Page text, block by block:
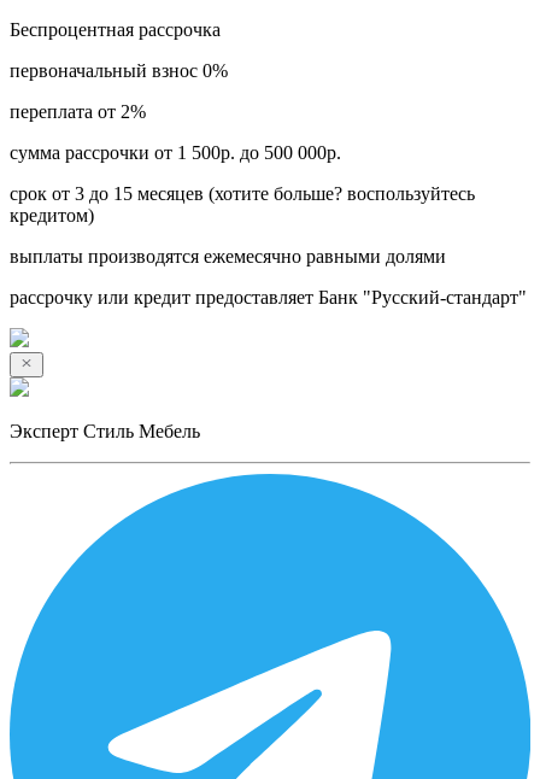
Беспроцентная рассрочка
первоначальный взнос 0%
переплата от 2%
сумма рассрочки от 1 500р. до 500 000р.
срок от 3 до 15 месяцев (хотите больше? воспользуйтесь
кредитом)
выплаты производятся ежемесячно равными долями
рассрочку или кредит предоставляет Банк "Русский-стандарт"
Эксперт Стиль Мебель